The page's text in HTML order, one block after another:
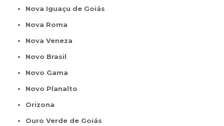
Nova Iguaçu de Goiás
Nova Roma
Nova Veneza
Novo Brasil
Novo Gama
Novo Planalto
Orizona
Ouro Verde de Goiás